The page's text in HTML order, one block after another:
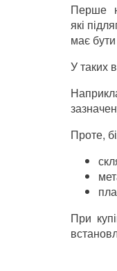
Перше
які
має
У таких
Проте,
При